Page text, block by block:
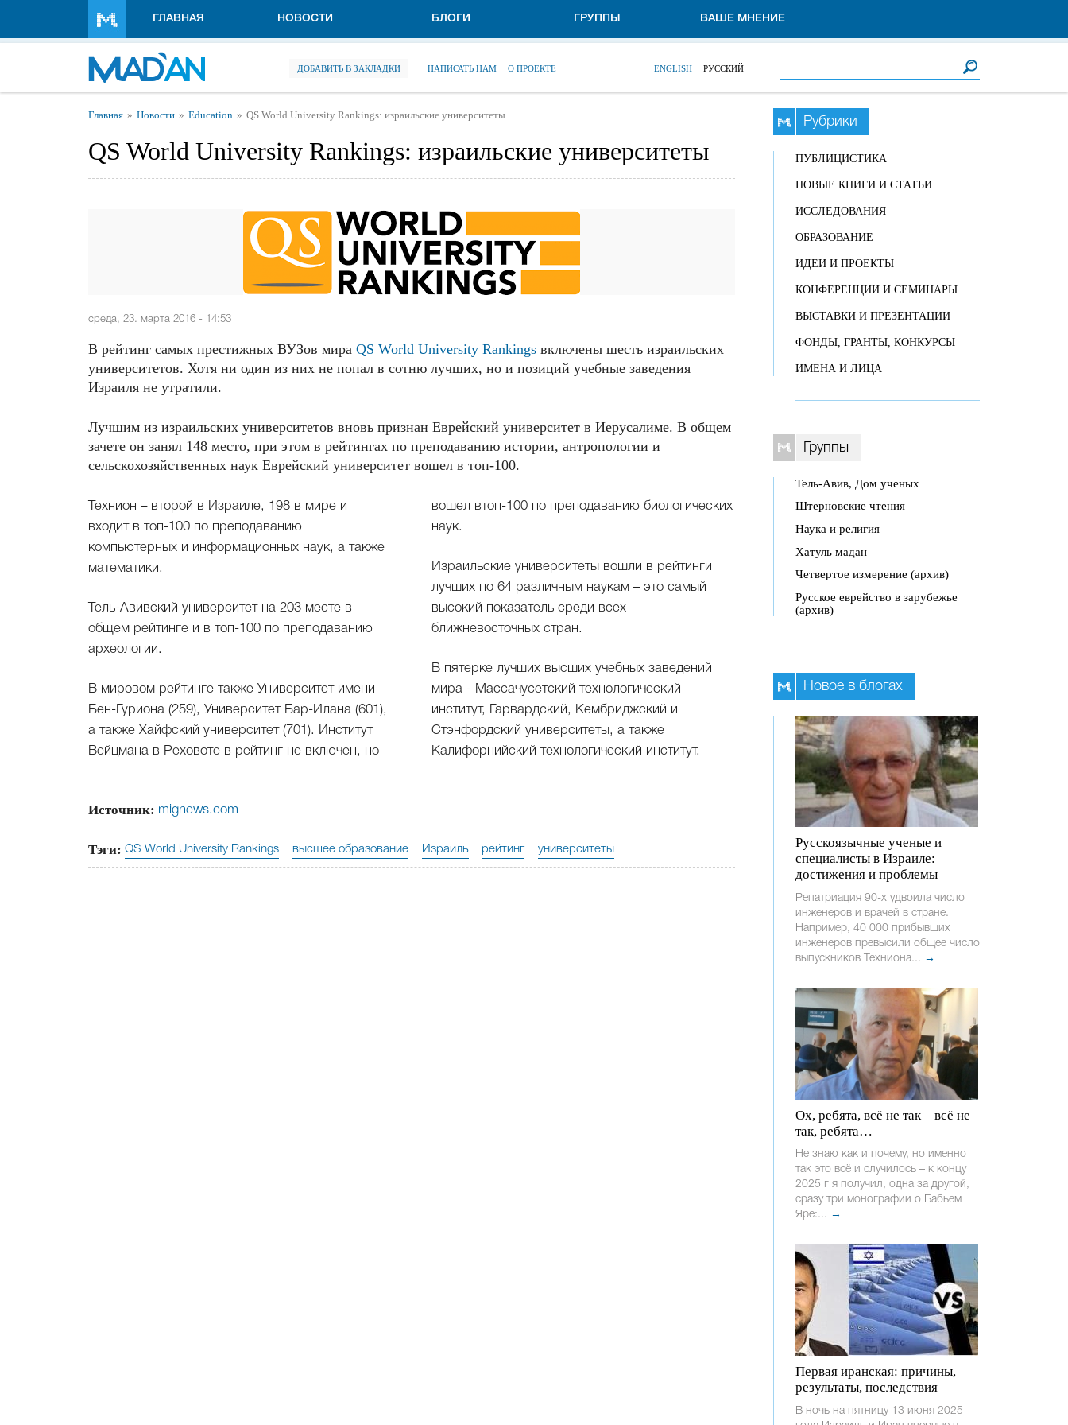
ГЛАВНАЯ НОВОСТИ БЛОГИ ГРУППЫ ВАШЕ МНЕНИЕ
ДОБАВИТЬ В ЗАКЛАДКИ НАПИСАТЬ НАМ О ПРОЕКТЕ ENGLISH РУССКИЙ
Вы здесь
Главная Новости Education QS World University Rankings: израильские университеты
QS World University Rankings: израильские университеты
среда, 23. марта 2016 - 14:53
В рейтинг самых престижных ВУЗов мира QS World University Rankings включены шесть израильских
университетов. Хотя ни один из них не попал в сотню лучших, но и позиций учебные заведения
Израиля не утратили.
Лучшим из израильских университетов вновь признан Еврейский университет в Иерусалиме. В общем
зачете он занял 148 место, при этом в рейтингах по преподаванию истории, антропологии и
сельскохозяйственных наук Еврейский университет вошел в топ-100.
Технион – второй в Израиле, 198 в мире и
входит в топ-100 по преподаванию
компьютерных и информационных наук, а также
математики.
Тель-Авивский университет на 203 месте в
общем рейтинге и в топ-100 по преподаванию
археологии.
В мировом рейтинге также Университет имени
Бен-Гуриона (259), Университет Бар-Илана (601),
а также Хайфский университет (701). Институт
Вейцмана в Реховоте в рейтинг не включен, но
вошел втоп-100 по преподаванию биологических
наук.
Израильские университеты вошли в рейтинги
лучших по 64 различным наукам – это самый
высокий показатель среди всех
ближневосточных стран.
В пятерке лучших высших учебных заведений
мира - Массачусетский технологический
институт, Гарвардский, Кембриджский и
Стэнфордский университеты, а также
Калифорнийский технологический институт.
Источник: mignews.com
Тэги: QS World University Rankings высшее образование Израиль рейтинг университеты
Рубрики
ПУБЛИЦИСТИКА
НОВЫЕ КНИГИ И СТАТЬИ
ИССЛЕДОВАНИЯ
ОБРАЗОВАНИЕ
ИДЕИ И ПРОЕКТЫ
КОНФЕРЕНЦИИ И СЕМИНАРЫ
ВЫСТАВКИ И ПРЕЗЕНТАЦИИ
ФОНДЫ, ГРАНТЫ, КОНКУРСЫ
ИМЕНА И ЛИЦА
Группы
Тель-Авив, Дом ученых
Штерновские чтения
Наука и религия
Хатуль мадан
Четвертое измерение (архив)
Русское еврейство в зарубежье
(архив)
Новое в блогах
Русскоязычные ученые и
специалисты в Израиле:
достижения и проблемы
Репатриация 90-х удвоила число
инженеров и врачей в стране.
Например, 40 000 прибывших
инженеров превысили общее число
выпускников Техниона... →
Ох, ребята, всё не так – всё не
так, ребята…
Не знаю как и почему, но именно
так это всё и случилось – к концу
2025 г я получил, одна за другой,
сразу три монографии о Бабьем
Яре:... →
Первая иранская: причины,
результаты, последствия
В ночь на пятницу 13 июня 2025